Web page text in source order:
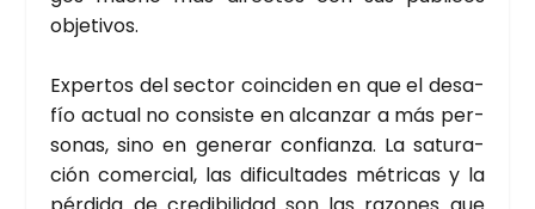
obje­ti­vos.
Exper­tos del sec­tor coin­ci­den en que el desa­
fío actual no con­sis­te en alcan­zar a más per­
so­nas, sino en gene­rar con­fian­za. La satu­ra­
ción comer­cial, las difi­cul­ta­des métri­cas y la